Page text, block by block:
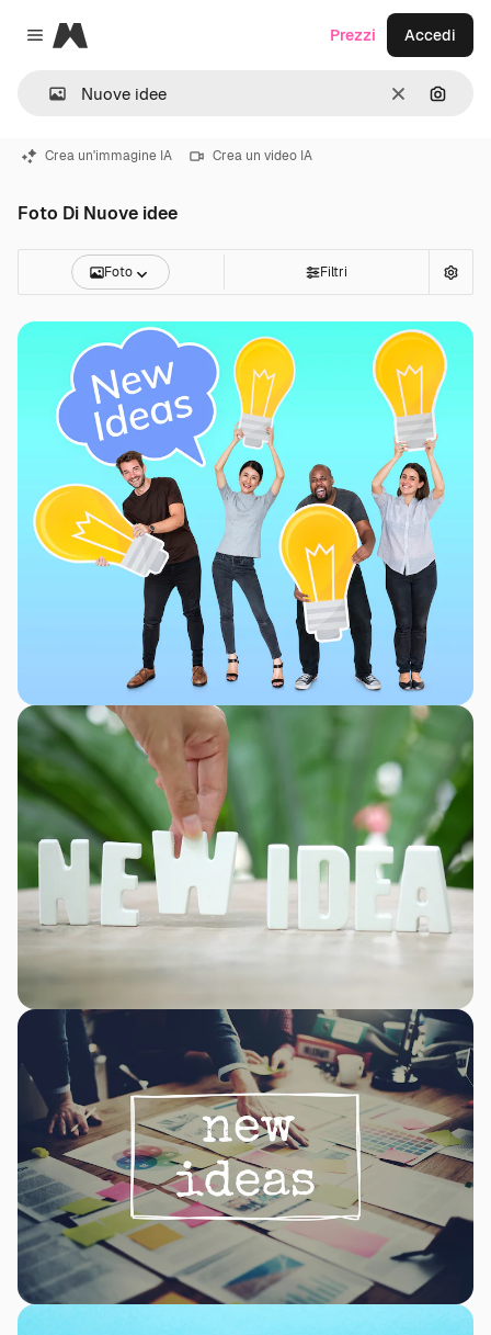
Close menu
Magnific
CancellaCerca
Prezzi Accedi
Crea un'immagine IA Crea un video IA
Foto Di Nuove idee
Foto Filtri